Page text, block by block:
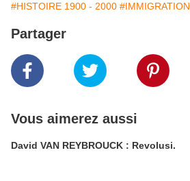
#HISTOIRE 1900 - 2000 #IMMIGRATION
Partager
Vous aimerez aussi
David VAN REYBROUCK : Revolusi.